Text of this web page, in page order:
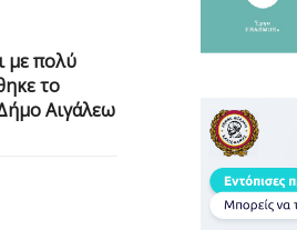
με πολύ
το
Αιγάλεω